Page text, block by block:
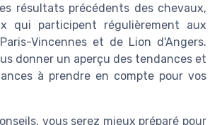
résultats précédents des chevaux,
qui participent régulièrement aux
Vincennes et de Lion d'Angers.
donner un aperçu des tendances et
à prendre en compte pour vos
vous serez mieux préparé pour